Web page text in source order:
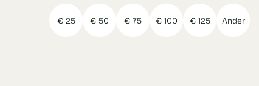
€ 25 € 50 € 75 € 100 € 125 Ander